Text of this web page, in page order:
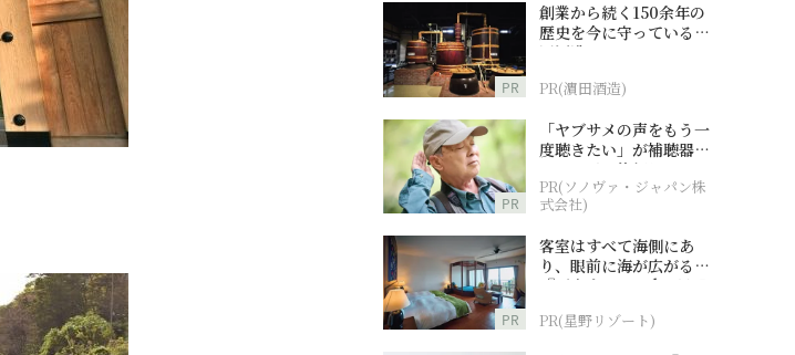
PR
創業から続く150余年の
歴史を今に守っている濵
田酒造
PR(濵田酒造)
PR
「ヤブサメの声をもう一
度聴きたい」が補聴器チ
ャレンジの後押しに
PR(ソノヴァ・ジャパン株
式会社)
PR
客室はすべて海側にあ
り、眼前に海が広がる
『西表島ホテル by 星野
PR(星野リゾート)